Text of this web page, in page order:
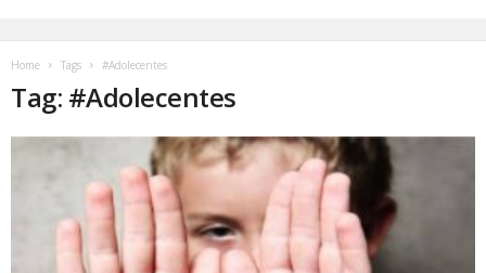
Home Tags #Adolecentes
Tag: #Adolecentes